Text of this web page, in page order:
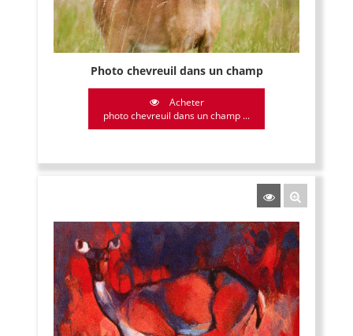
Photo chevreuil dans un champ
Acheter
photo chevreuil dans un champ ...